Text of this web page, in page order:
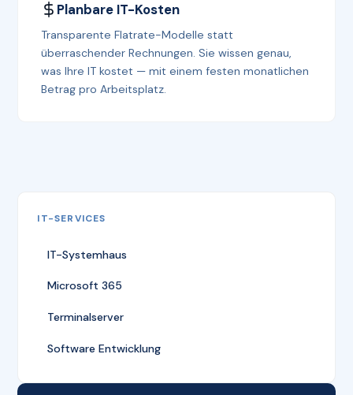
Planbare IT-Kosten
Transparente Flatrate-Modelle statt
überraschender Rechnungen. Sie wissen genau,
was Ihre IT kostet — mit einem festen monatlichen
Betrag pro Arbeitsplatz.
IT-SERVICES
IT-Systemhaus
Microsoft 365
Terminalserver
Software Entwicklung